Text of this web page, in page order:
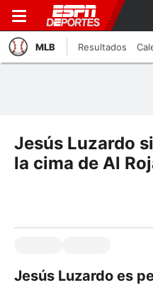
MLB Resultados
Jesús Luzardo
la cima de Al
Jesús Luzardo es